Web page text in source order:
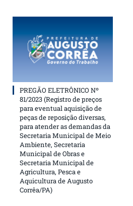
PREGÃO ELETRÔNICO Nº
81/2023 (Registro de preços
para eventual aquisição de
peças de reposição diversas,
para atender as demandas da
Secretaria Municipal de Meio
Ambiente, Secretaria
Municipal de Obras e
Secretaria Municipal de
Agricultura, Pesca e
Aquicultura de Augusto
Corrêa/PA)